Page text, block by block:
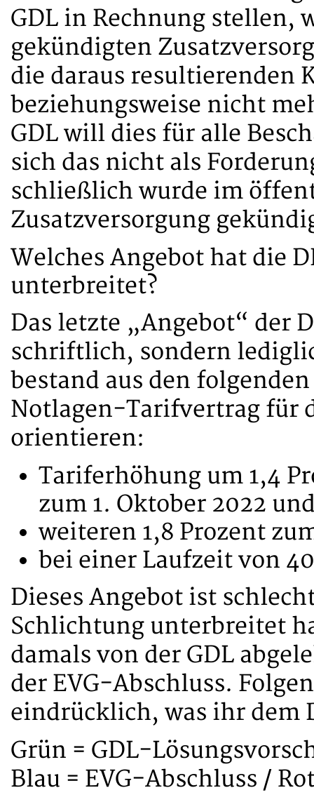
GDL in Rechnung stellen,
gekündigten
die daraus resultierenden
beziehungsweise nicht
GDL will dies für alle
sich das nicht als
schließlich wurde im
Zusatzversorgung
Welches Angebot hat die
unterbreitet?
Das letzte „Angebot“ der
schriftlich, sondern
bestand aus den
Notlagen-Tarifvertrag für
orientieren:
Tariferhöhung um 1,4
zum 1. Oktober 2022
weiteren 1,8 Prozent
bei einer Laufzeit von
Dieses Angebot ist
Schlichtung unterbreitet
damals von der GDL
der EVG-Abschluss.
eindrücklich, was ihr dem
Grün = GDL-
Blau = EVG-Abschluss /